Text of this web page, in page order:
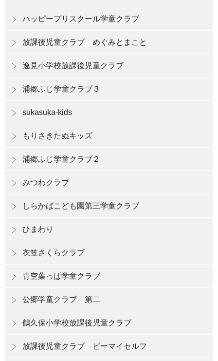
ハッピープリスクール学童クラブ
放課後児童クラブ めぐみとまこと
逸見小学校放課後児童クラブ
浦郷ふじ学童クラブ３
sukasuka-kids
もりさきたぬキッズ
浦郷ふじ学童クラブ２
みつわクラブ
しらかばこども園第三学童クラブ
ひまわり
衣笠さくらクラブ
青空葉っぱ学童クラブ
公郷学童クラブ 第二
鶴久保小学校放課後児童クラブ
放課後児童クラブ ビーマイセルフ